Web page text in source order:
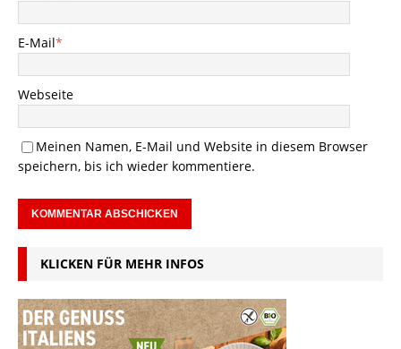
E-Mail*
Webseite
Meinen Namen, E-Mail und Website in diesem Browser
speichern, bis ich wieder kommentiere.
KLICKEN FÜR MEHR INFOS